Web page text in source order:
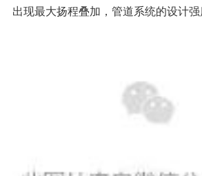
出现最大扬程叠加，管道系统的设计强